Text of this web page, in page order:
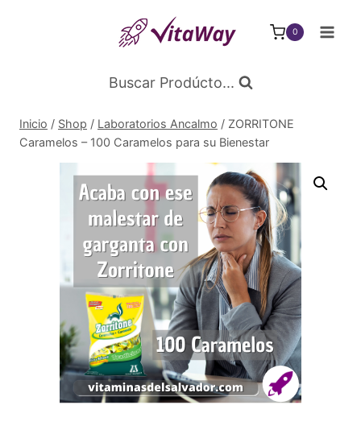
0
Buscar Prodúcto...
Inicio / Shop / Laboratorios Ancalmo / ZORRITONE
Caramelos – 100 Caramelos para su Bienestar